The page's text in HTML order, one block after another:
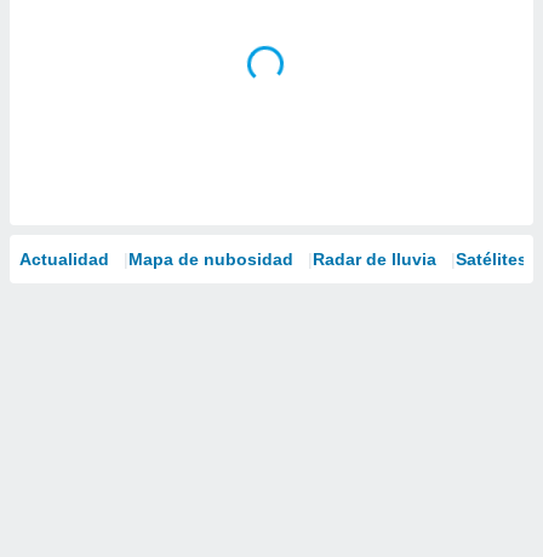
Actualidad Mapa de nubosidad Radar de lluvia Satélites